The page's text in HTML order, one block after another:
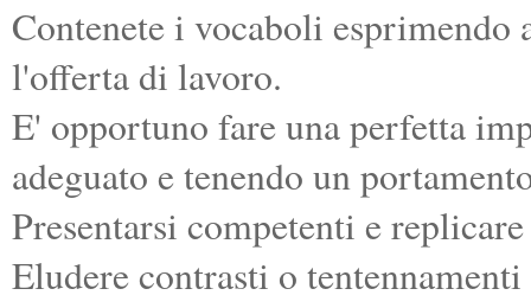
Contenete i vocaboli
l'offerta di lavoro.
E' opportuno fare una perfetta
adeguato e tenendo un
Presentarsi competenti e
Eludere contrasti o